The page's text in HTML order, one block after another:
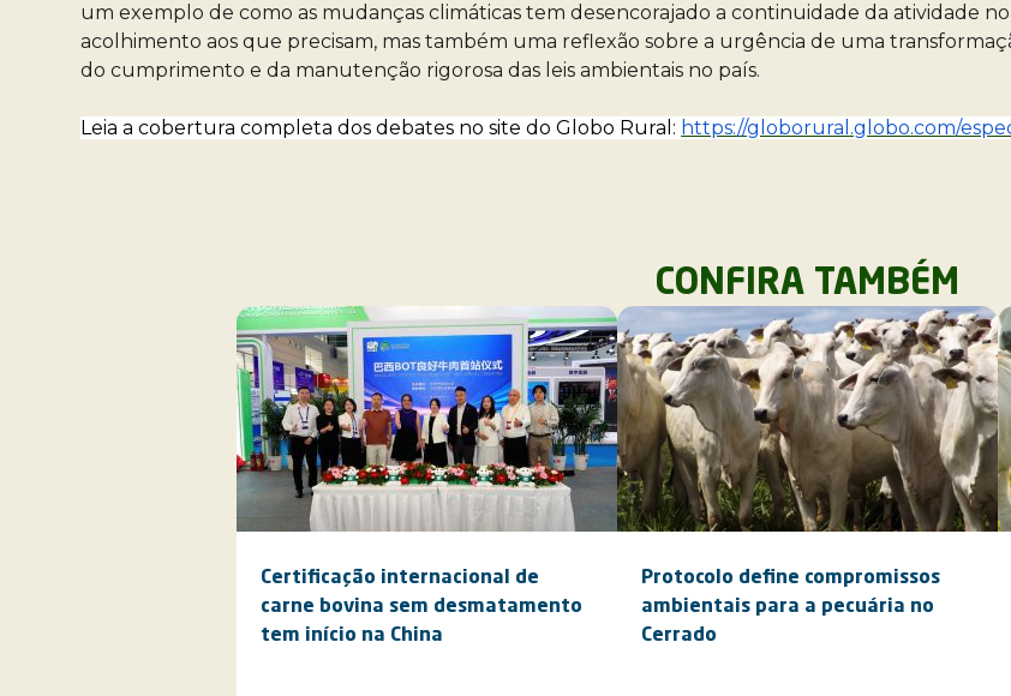
um exemplo de como as mudanças climáticas tem desencorajado a continuidade da atividade
acolhimento aos que precisam, mas também uma reflexão sobre a urgência de uma
do cumprimento e da manutenção rigorosa das leis ambientais no país.
Leia a cobertura completa dos debates no site do Globo Rural: https://globorural.globo.com/
CONFIRA TAMBÉM
Certificação internacional de
carne bovina sem desmatamento
tem início na China
Protocolo define compromissos
ambientais para a pecuária no
Cerrado